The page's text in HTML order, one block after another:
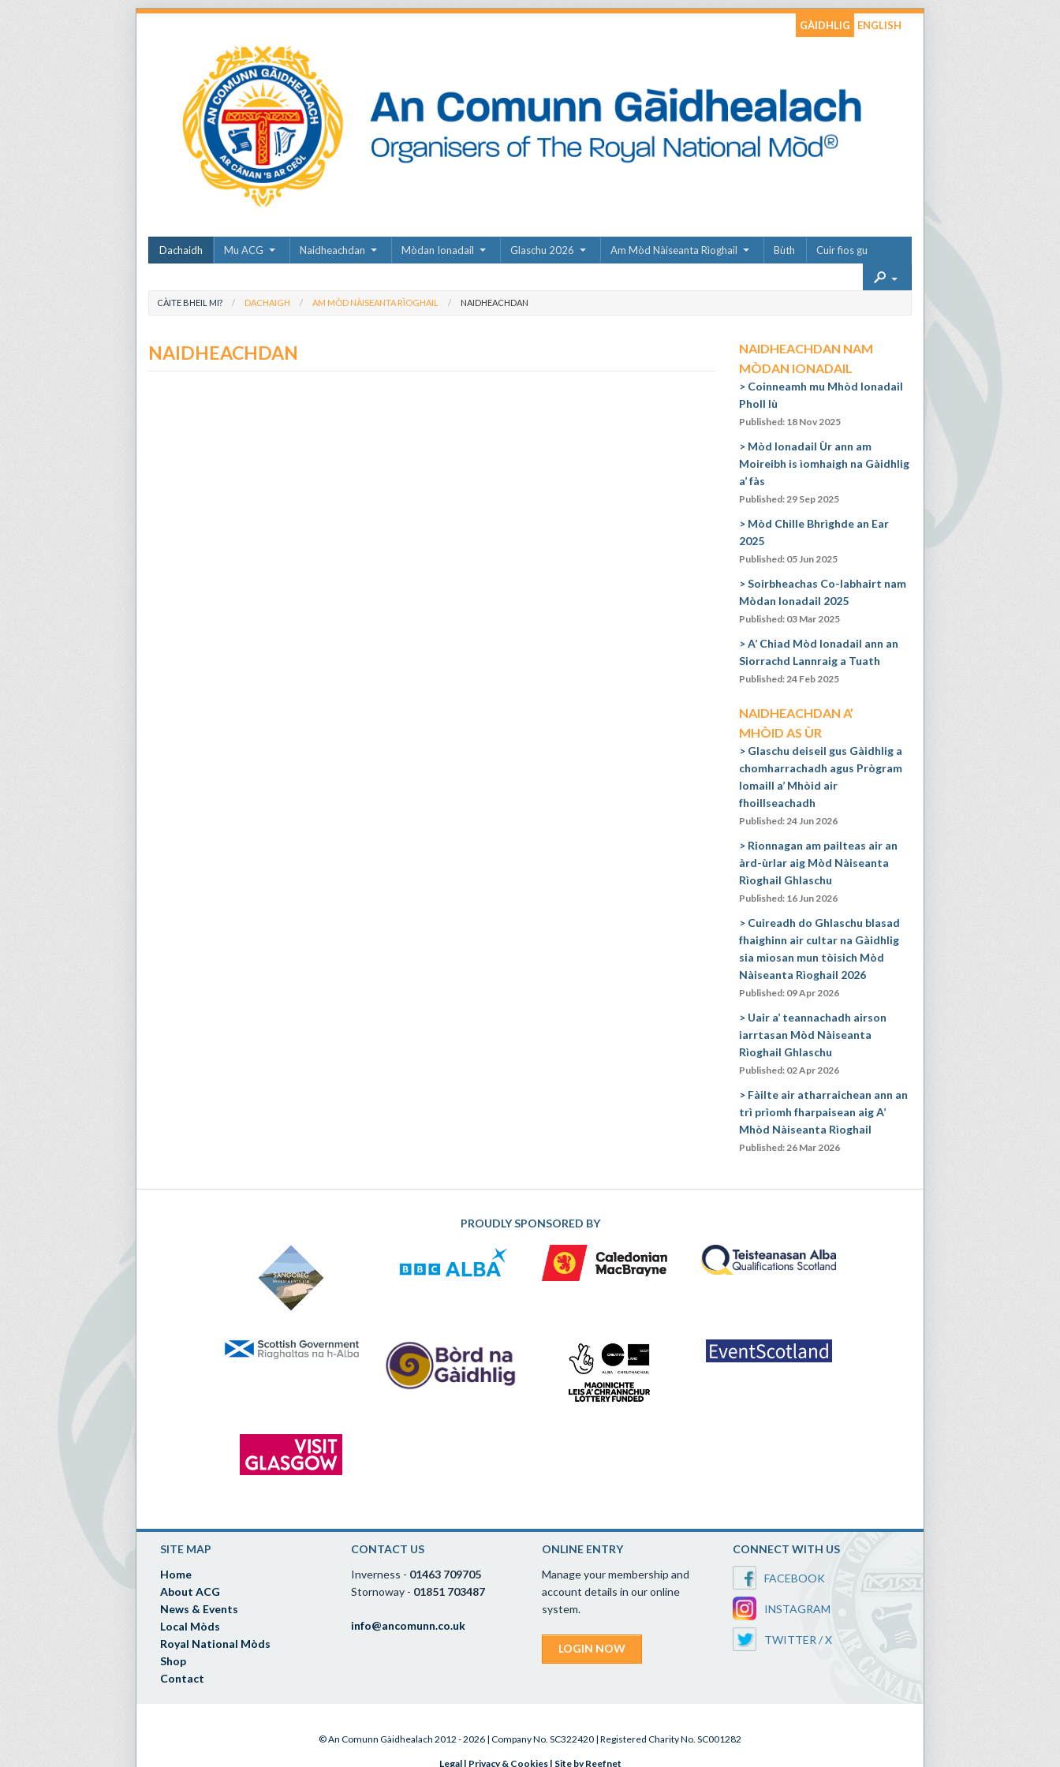
GÀIDHLIG ENGLISH
Dachaidh Mu ACG Naidheachdan Mòdan Ionadail Glaschu 2026 Am Mòd Nàiseanta Rìoghail Bùth Cuir fios gu
CÀITE BHEIL MI? DACHAIGH AM MÒD NÀISEANTA RÌOGHAIL NAIDHEACHDAN
NAIDHEACHDAN
NAIDHEACHDAN NAM
MÒDAN IONADAIL
Coinneamh mu Mhòd Ionadail
Pholl Iù
Published: 18 Nov 2025
Mòd Ionadail Ùr ann am
Moireibh is ìomhaigh na Gàidhlig
a’ fàs
Published: 29 Sep 2025
Mòd Chille Bhrìghde an Ear
2025
Published: 05 Jun 2025
Soirbheachas Co-labhairt nam
Mòdan Ionadail 2025
Published: 03 Mar 2025
A’ Chiad Mòd Ionadail ann an
Siorrachd Lannraig a Tuath
Published: 24 Feb 2025
NAIDHEACHDAN A’
MHÒID AS ÙR
Glaschu deiseil gus Gàidhlig a
chomharrachadh agus Prògram
Iomaill a’ Mhòid air
fhoillseachadh
Published: 24 Jun 2026
Rionnagan am pailteas air an
àrd-ùrlar aig Mòd Nàiseanta
Rìoghail Ghlaschu
Published: 16 Jun 2026
Cuireadh do Ghlaschu blasad
fhaighinn air cultar na Gàidhlig
sia mìosan mun tòisich Mòd
Nàiseanta Rìoghail 2026
Published: 09 Apr 2026
Uair a’ teannachadh airson
iarrtasan Mòd Nàiseanta
Rìoghail Ghlaschu
Published: 02 Apr 2026
Fàilte air atharraichean ann an
trì prìomh fharpaisean aig A’
Mhòd Nàiseanta Rìoghail
Published: 26 Mar 2026
PROUDLY SPONSORED BY
SITE MAP
Home
About ACG
News & Events
Local Mòds
Royal National Mòds
Shop
Contact
CONTACT US
Inverness - 01463 709705
Stornoway - 01851 703487
info@ancomunn.co.uk
ONLINE ENTRY
Manage your membership and
account details in our online
system.
LOGIN NOW
CONNECT WITH US
FACEBOOK
INSTAGRAM
TWITTER / X
© An Comunn Gàidhealach 2012 - 2026 | Company No. SC322420 | Registered Charity No. SC001282
Legal| Privacy & Cookies| Site by Reefnet